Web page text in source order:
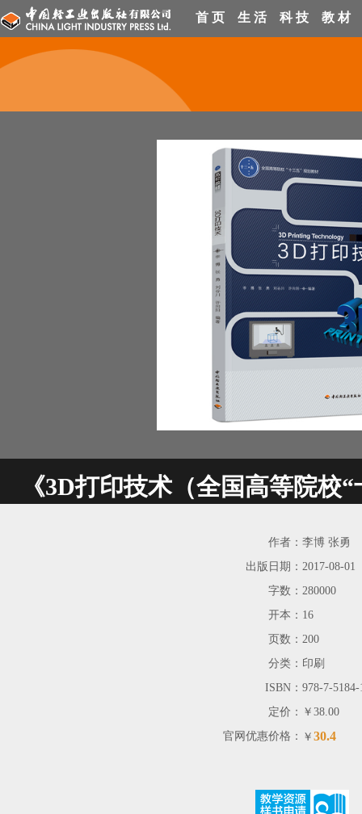
首 页 生 活 科 技 教 材
《3D打印技术（全国高等院校
作者： 李博 张勇
出版日期： 2017-08-01
字数： 280000
开本： 16
页数： 200
分类： 印刷
ISBN： 978-7-5184-
定价： ￥38.00
官网优惠价格： ￥ 30.4